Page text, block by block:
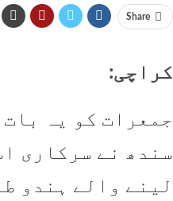
Share
کراچی:
جمعرات کو یہ
سندھ نے سرکاری
لینے والے ہندو